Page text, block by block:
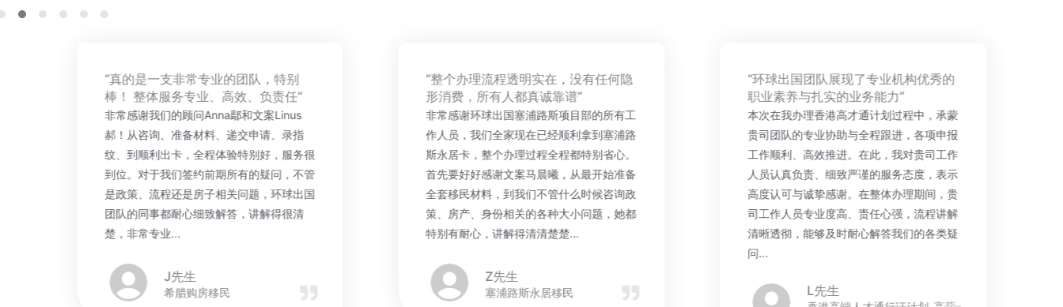
“真的是一支非常专业的团队，特别
棒！ 整体服务专业、高效、负责任”
非常感谢我们的顾问Anna鄢和文案Linus
郝！从咨询、准备材料、递交申请、录指
纹、到顺利出卡，全程体验特别好，服务很
到位。对于我们签约前期所有的疑问，不管
是政策、流程还是房子相关问题，环球出国
团队的同事都耐心细致解答，讲解得很清
楚，非常专业...
J先生
希腊购房移民
“整个办理流程透明实在，没有任何隐
形消费，所有人都真诚靠谱”
非常感谢环球出国塞浦路斯项目部的所有工
作人员，我们全家现在已经顺利拿到塞浦路
斯永居卡，整个办理过程全程都特别省心。
首先要好好感谢文案马晨曦，从最开始准备
全套移民材料，到我们不管什么时候咨询政
策、房产、身份相关的各种大小问题，她都
特别有耐心，讲解得清清楚楚...
Z先生
塞浦路斯永居移民
“环球出国团队展现了专业机构优秀的
职业素养与扎实的业务能力”
本次在我办理香港高才通计划过程中，承蒙
贵司团队的专业协助与全程跟进，各项申报
工作顺利、高效推进。在此，我对贵司工作
人员认真负责、细致严谨的服务态度，表示
高度认可与诚挚感谢。在整体办理期间，贵
司工作人员专业度高、责任心强，流程讲解
清晰透彻，能够及时耐心解答我们的各类疑
问...
L先生